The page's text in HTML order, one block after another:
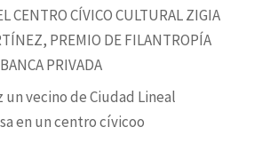
CENTRO CÍVICO CULTURAL ZIGIA
PREMIO DE FILANTROPÍA
PRIVADA
vecino de Ciudad Lineal
en un centro cívicoo